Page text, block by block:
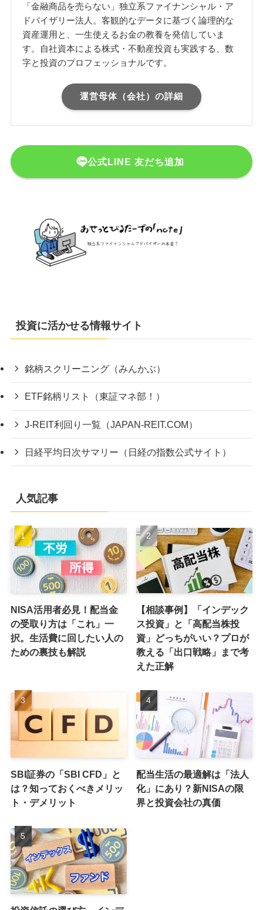
「金融商品を売らない」独立系ファイナンシャル・ア
ドバイザリー法人。客観的なデータに基づく論理的な
資産運用と、一生使えるお金の教養を発信していま
す。自社資本による株式・不動産投資も実践する、数
字と投資のプロフェッショナルです。
運営母体（会社）の詳細
公式LINE 友だち追加
投資に活かせる情報サイト
銘柄スクリーニング（みんかぶ）
ETF銘柄リスト（東証マネ部！）
J-REIT利回り一覧（JAPAN-REIT.COM）
日経平均日次サマリー（日経の指数公式サイト）
人気記事
NISA活用者必見！配当金
の受取り方は「これ」一
択。生活費に回したい人の
ための裏技も解説
【相談事例】「インデック
ス投資」と「高配当株投
資」どっちがいい？プロが
教える「出口戦略」まで考
えた正解
SBI証券の「SBI CFD」と
は？知っておくべきメリッ
ト・デメリット
配当生活の最適解は「法人
化」にあり？新NISAの限
界と投資会社の真価